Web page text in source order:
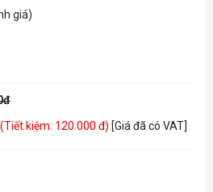
giá)
(Tiết kiệm: 120.000 đ) [Giá đã có VAT]